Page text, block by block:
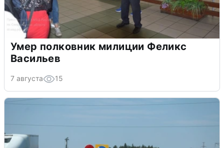
Умер полковник милиции Феликс
Васильев
7 августа 15